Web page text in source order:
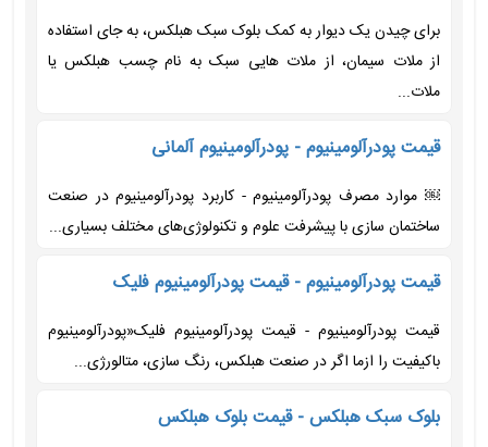
برای چیدن یک دیوار به کمک بلوک سبک هبلکس، به جای استفاده
از ملات سیمان، از ملات هایی سبک به نام چسب هبلکس یا
ملات...
قیمت پودرآلومینیوم - پودرآلومینیوم آلمانی
￼ موارد مصرف پودرآلومینیوم - کاربرد پودرآلومینیوم در صنعت
ساختمان سازی با پیشرفت علوم و تکنولوژی‌های مختلف بسیاری...
قیمت پودرآلومینیوم - قیمت پودرآلومینیوم فلیک
قیمت پودرآلومینیوم - قیمت پودرآلومینیوم فلیک«پودرآلومینیوم
باکیفیت را ازما اگر در صنعت هبلکس، رنگ سازی، متالورژی...
بلوک سبک هبلکس - قیمت بلوک هبلکس